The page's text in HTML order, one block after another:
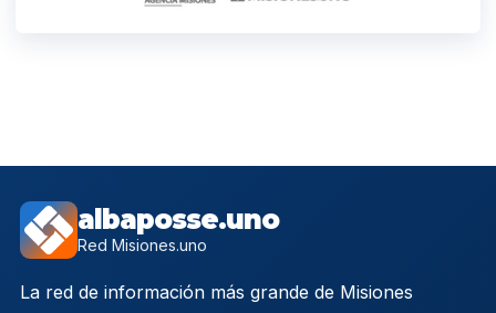
albaposse.uno
Red Misiones.uno
La red de información más grande de Misiones